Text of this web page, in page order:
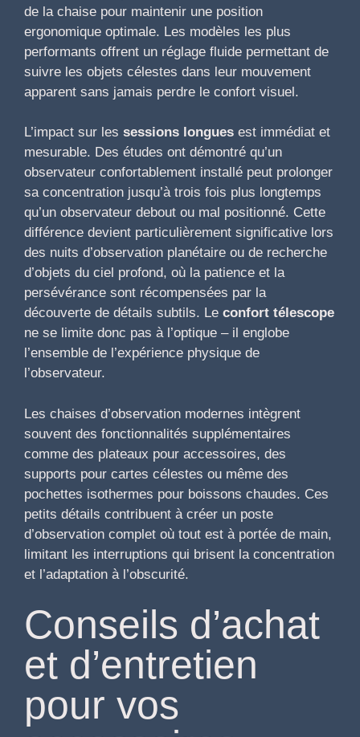
de la chaise pour maintenir une position
ergonomique optimale. Les modèles les plus
performants offrent un réglage fluide permettant de
suivre les objets célestes dans leur mouvement
apparent sans jamais perdre le confort visuel.
L’impact sur les sessions longues est immédiat et
mesurable. Des études ont démontré qu’un
observateur confortablement installé peut prolonger
sa concentration jusqu’à trois fois plus longtemps
qu’un observateur debout ou mal positionné. Cette
différence devient particulièrement significative lors
des nuits d’observation planétaire ou de recherche
d’objets du ciel profond, où la patience et la
persévérance sont récompensées par la
découverte de détails subtils. Le confort télescope
ne se limite donc pas à l’optique – il englobe
l’ensemble de l’expérience physique de
l’observateur.
Les chaises d’observation modernes intègrent
souvent des fonctionnalités supplémentaires
comme des plateaux pour accessoires, des
supports pour cartes célestes ou même des
pochettes isothermes pour boissons chaudes. Ces
petits détails contribuent à créer un poste
d’observation complet où tout est à portée de main,
limitant les interruptions qui brisent la concentration
et l’adaptation à l’obscurité.
Conseils d’achat
et d’entretien
pour vos